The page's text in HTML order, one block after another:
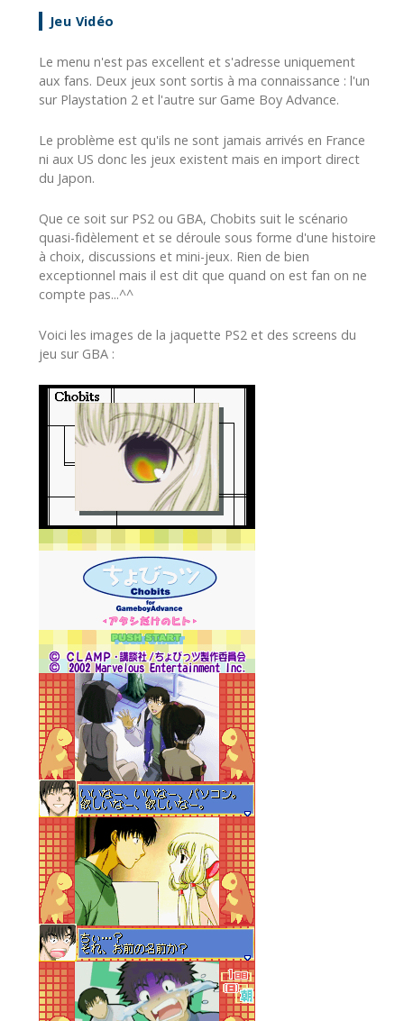
Jeu Vidéo
Le menu n'est pas excellent et s'adresse uniquement
aux fans. Deux jeux sont sortis à ma connaissance : l'un
sur Playstation 2 et l'autre sur Game Boy Advance.
Le problème est qu'ils ne sont jamais arrivés en France
ni aux US donc les jeux existent mais en import direct
du Japon.
Que ce soit sur PS2 ou GBA, Chobits suit le scénario
quasi-fidèlement et se déroule sous forme d'une histoire
à choix, discussions et mini-jeux. Rien de bien
exceptionnel mais il est dit que quand on est fan on ne
compte pas...^^
Voici les images de la jaquette PS2 et des screens du
jeu sur GBA :